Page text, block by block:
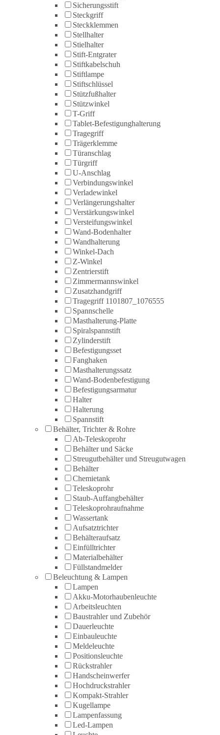
Sicherungsstift
Steckgriff
Steckklemmen
Stellhalter
Stielhalter
Stift-Entgrater
Stiftkabelschuh
Stiftlampe
Stiftschlüssel
Stützfußhalter
Stützwinkel
T-Griff
Tablet-Befestigunghalterung
Tragegriff
Trägerklemme
Türanschlag
Türgriff
U-Anschlag
Verbindungswinkel
Verladewinkel
Verlängerungshalter
Verstärkungswinkel
Versteifungswinkel
Wand-Bodenhalter
Wandhalterung
Winkel-Dach
Z-Winkel
Zentrierstift
Zimmermannswinkel
Zusatzhandgriff
Tragegriff 1101807_1076555
Spannschelle
Masthalterung-Platte
Spiralspannstift
Zylinderstift
Befestigungsset
Fanghaken
Masthalterungssatz
Wand-Bodenbefestigung
Befestigungsarmatur
Halter
Halterung
Spannstift
Behälter, Trichter & Rohre
Ab-Teleskoprohr
Behälter und Säcke
Streugutbehälter und Streugutwagen
Behälter
Chemietank
Teleskoprohr
Staub-Auffangbehälter
Teleskoprohraufnahme
Wassertank
Aufsatztrichter
Behälteraufsatz
Einfülltrichter
Materialbehälter
Füllstandmelder
Beleuchtung & Lampen
Lampen
Akku-Motorhaubenleuchte
Arbeitsleuchten
Baustrahler und Zubehör
Dauerleuchte
Einbauleuchte
Meldeleuchte
Positionsleuchte
Rückstrahler
Handscheinwerfer
Hochdruckstrahler
Kompakt-Strahler
Kugellampe
Lampenfassung
Led-Lampen